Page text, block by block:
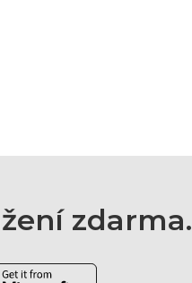
zdarma.